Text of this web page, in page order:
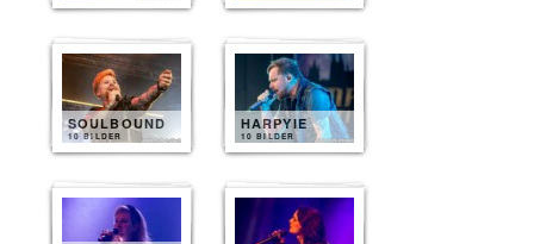
SOULBOUND
10 BILDER
HARPYIE
10 BILDER